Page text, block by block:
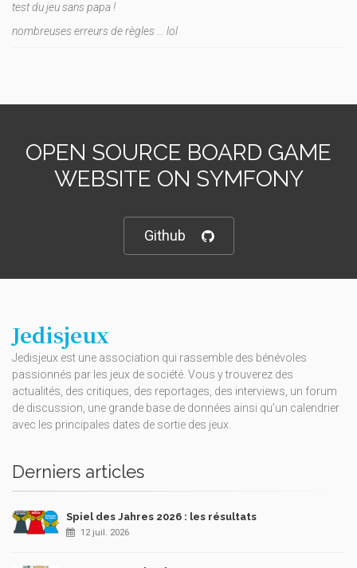
test du jeu sans papa !
nombreuses erreurs de règles ... lol
OPEN SOURCE BOARD GAME
WEBSITE ON SYMFONY
Github
Jedisjeux
Jedisjeux est une association qui rassemble des bénévoles
passionnés par les jeux de société. Vous y trouverez des
actualités, des critiques, des reportages, des interviews, un forum
de discussion, une grande base de données ainsi qu’un calendrier
avec les principales dates de sortie des jeux.
Derniers articles
Spiel des Jahres 2026 : les résultats
12 juil. 2026